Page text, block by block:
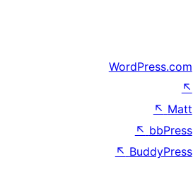
WordPress.com
↖
Matt
↖
bbPress
↖
BuddyPress
↖